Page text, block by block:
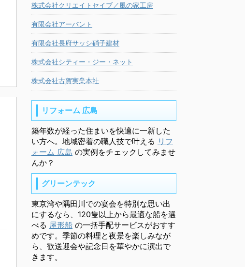
株式会社クリエイトセイブ／風の家工房
有限会社アーバント
有限会社長府サッシ硝子建材
株式会社シティー・ジー・ネット
株式会社古賀実業本社
リフォーム 広島
築年数が経った住まいを快適に一新した
い方へ。地域密着の職人技で叶える リフ
ォーム 広島 の実例をチェックしてみませ
んか？
グリーンテック
東京湾や隅田川での宴会を特別な思い出
にするなら、120隻以上から最適な船を選
べる 屋形船 の一括手配サービスがおすす
めです。季節の料理と夜景を楽しみなが
ら、歓送迎会や記念日を華やかに演出で
きます。